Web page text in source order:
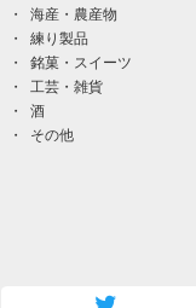
海産・農産物
練り製品
銘菓・スイーツ
工芸・雑貨
酒
その他